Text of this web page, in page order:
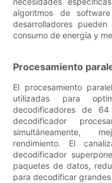
algoritmos de
desarrolladores
consumo de energía y
Procesamiento
El procesamiento
utilizadas para
decodificadores de
decodificador
simultáneamente,
rendimiento. El
decodificador
paquetes de datos,
para decodificar